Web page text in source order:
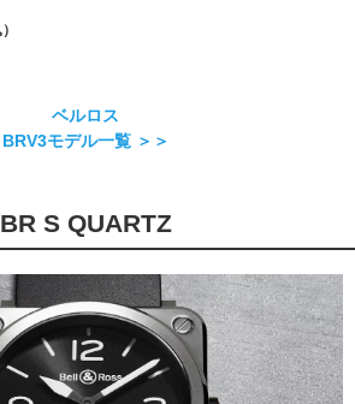
ベルロス
BRV3モデル一覧 ＞＞
BR S QUARTZ